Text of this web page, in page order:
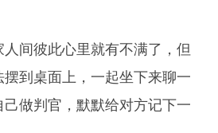
间彼此心里就有不满了，但
到桌面上，一起坐下来聊一
做判官，默默给对方记下一